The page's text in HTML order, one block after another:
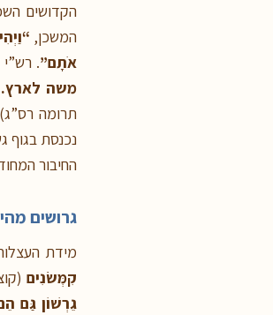
הקדושים
המשכן,
אֹתָם”.
משה לארץ.
תרומה
נכנסת בגוף
החיבור
גרושים
מידת
קִמְּשֹׂנִים
גֵרְשׁוֹן גַּם